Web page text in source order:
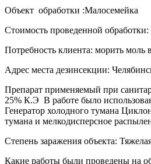
Объект обработки :Малосемейка
Стоимость проведенной обработки:
Потребность клиента: морить моль
Адрес места дезинсекции:
Препарат применяемый при
25% К.Э В работе было
Генератор холодного тумана
тумана и мелкодисперсное
Степень заражения объекта:
Какие работы были проведены на